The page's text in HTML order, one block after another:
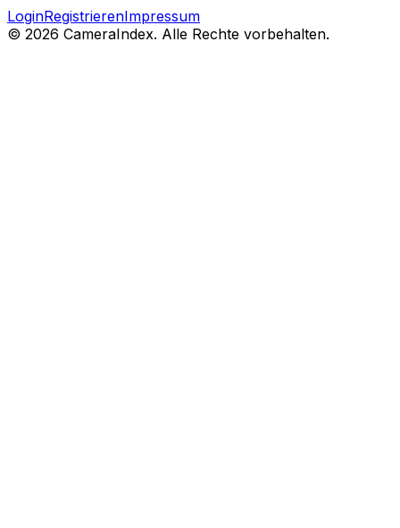
LoginRegistrierenImpressum
© 2026 CameraIndex. Alle Rechte vorbehalten.